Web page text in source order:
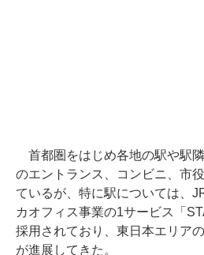
首都圏をはじめ各地の駅や駅
のエントランス、コンビニ、市
ているが、特に駅については、
カオフィス事業の1サービス「
採用されており、東日本エリア
が進展してきた。